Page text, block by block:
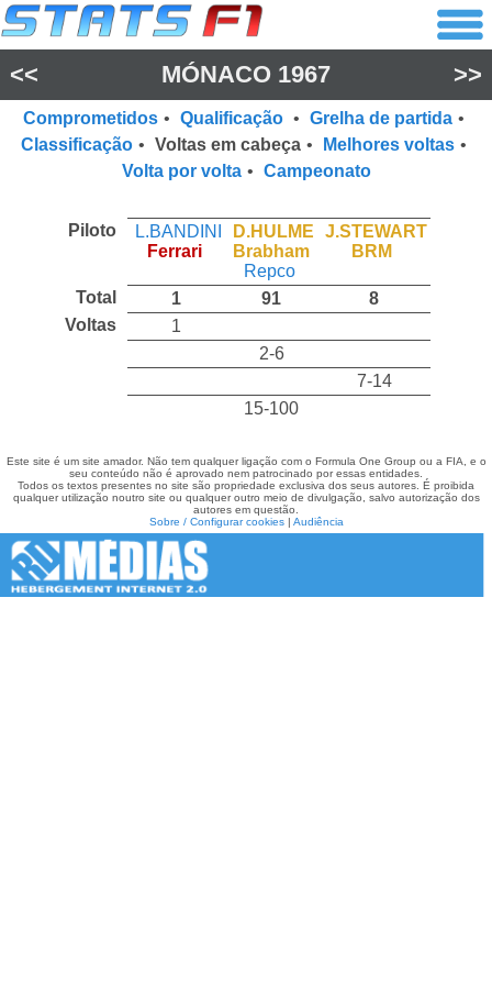
<< MÓNACO 1967 >>
Comprometidos • Qualificação • Grelha de partida •
Classificação • Voltas em cabeça • Melhores voltas •
Volta por volta • Campeonato
Piloto
L.BANDINI
Ferrari
D.HULME
Brabham
Repco
J.STEWART
BRM
Total 1 91
8
Voltas
1
2-6
7-14
15-100
Este site é um site amador. Não tem qualquer ligação com o Formula One Group ou a FIA, e o
seu conteúdo não é aprovado nem patrocinado por essas entidades.
Todos os textos presentes no site são propriedade exclusiva dos seus autores. É proibida
qualquer utilização noutro site ou qualquer outro meio de divulgação, salvo autorização dos
autores em questão.
Sobre / Configurar cookies| Audiência